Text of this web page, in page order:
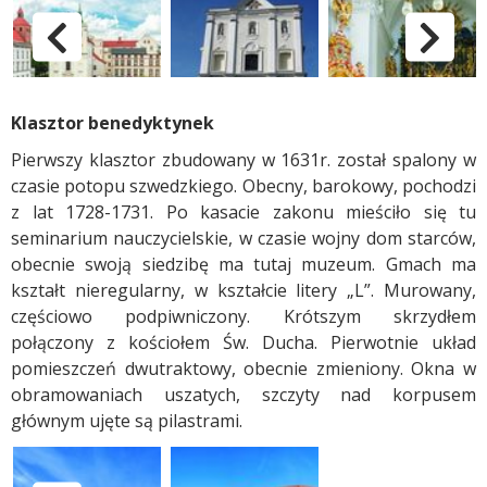
pokaż poprzednie
Klasztor benedyktynek
Pierwszy klasztor zbudowany w 1631r. został spalony w
czasie potopu szwedzkiego. Obecny, barokowy, pochodzi
z lat 1728-1731. Po kasacie zakonu mieściło się tu
seminarium nauczycielskie, w czasie wojny dom starców,
obecnie swoją siedzibę ma tutaj muzeum. Gmach ma
kształt nieregularny, w kształcie litery „L”. Murowany,
częściowo podpiwniczony. Krótszym skrzydłem
połączony z kościołem Św. Ducha. Pierwotnie układ
pomieszczeń dwutraktowy, obecnie zmieniony. Okna w
obramowaniach uszatych, szczyty nad korpusem
głównym ujęte są pilastrami.
Klasztor benedyktynek